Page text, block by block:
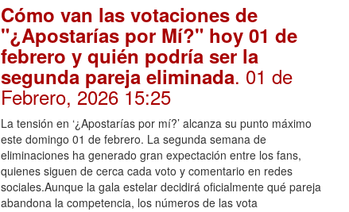
Cómo van las votaciones de
"¿Apostarías por Mí?" hoy 01 de
febrero y quién podría ser la
segunda pareja eliminada. 01 de
Febrero, 2026 15:25
La tensión en ‘¿Apostarías por mí?’ alcanza su punto máximo
este domingo 01 de febrero. La segunda semana de
eliminaciones ha generado gran expectación entre los fans,
quienes siguen de cerca cada voto y comentario en redes
sociales.Aunque la gala estelar decidirá oficialmente qué pareja
abandona la competencia, los números de las vota